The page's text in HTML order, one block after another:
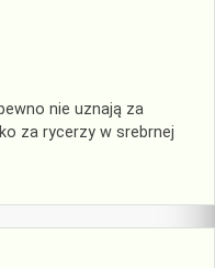
nie uznają za
za rycerzy w srebrnej